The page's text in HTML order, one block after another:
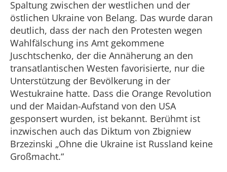
Spaltung zwischen der westlichen und der
östlichen Ukraine von Belang. Das wurde daran
deutlich, dass der nach den Protesten wegen
Wahlfälschung ins Amt gekommene
Juschtschenko, der die Annäherung an den
transatlantischen Westen favorisierte, nur die
Unterstützung der Bevölkerung in der
Westukraine hatte. Dass die Orange Revolution
und der Maidan-Aufstand von den USA
gesponsert wurden, ist bekannt. Berühmt ist
inzwischen auch das Diktum von Zbigniew
Brzezinski „Ohne die Ukraine ist Russland keine
Großmacht.“